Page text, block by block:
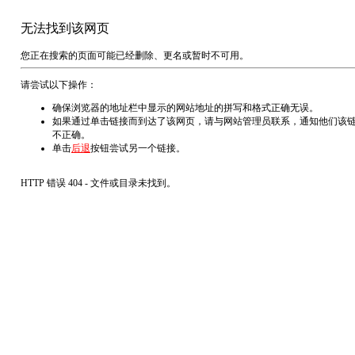
无法找到该网页
您正在搜索的页面可能已经删除、更名或暂时不可用。
请尝试以下操作：
确保浏览器的地址栏中显示的网站地址的拼写和格式正确无误。
如果通过单击链接而到达了该网页，请与网站管理员联系，通知他们该
不正确。
单击后退按钮尝试另一个链接。
HTTP 错误 404 - 文件或目录未找到。